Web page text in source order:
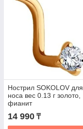
Нострил SOKOLOV для
носа вес 0.13 г золото,
фианит
14 990 ₸